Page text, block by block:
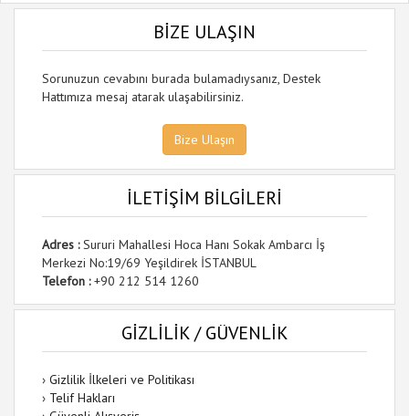
BİZE ULAŞIN
Sorunuzun cevabını burada bulamadıysanız, Destek
Hattımıza mesaj atarak ulaşabilirsiniz.
Bize Ulaşın
İLETİŞİM BİLGİLERİ
Adres :Sururi Mahallesi Hoca Hanı Sokak Ambarcı İş
Merkezi No:19/69 Yeşildirek İSTANBUL
Telefon :+90 212 514 1260
GİZLİLİK / GÜVENLİK
› Gizlilik İlkeleri ve Politikası
› Telif Hakları